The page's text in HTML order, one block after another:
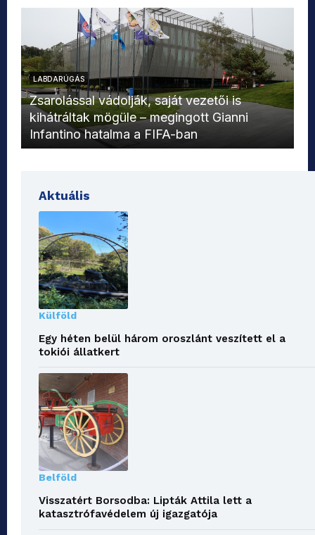
LABDARÚGÁS
Zsarolással vádolják, saját vezetői is
kihátráltak mögüle – megingott Gianni
Infantino hatalma a FIFA-ban
Aktuális
Külföld
Egy héten belül három oroszlánt veszített el a
tokiói állatkert
Belföld
Visszatért Borsodba: Lipták Attila lett a
katasztrófavédelem új igazgatója